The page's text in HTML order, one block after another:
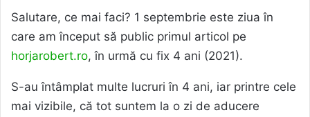
Salutare, ce mai faci? 1 septembrie este ziua în
care am început să public primul articol pe
horjarobert.ro, în urmă cu fix 4 ani (2021).
S-au întâmplat multe lucruri în 4 ani, iar printre cele
mai vizibile, că tot suntem la o zi de aducere